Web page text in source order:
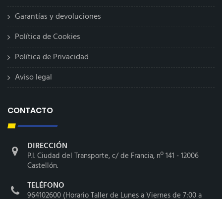
Garantías y devoluciones
Política de Cookies
Política de Privacidad
Aviso legal
CONTACTO
DIRECCIÓN
P.I. Ciudad del Transporte, c/ de Francia, nº 141 - 12006
Castellón.
TELÉFONO
964102600 (Horario Taller de Lunes a Viernes de 7:00 a